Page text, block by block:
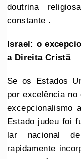
doutrina
constante .
Israel: o
a Direita Cristã
Se os Estados
por excelência no
excepcionalismo
Estado judeu foi
lar nacional
rapidamente